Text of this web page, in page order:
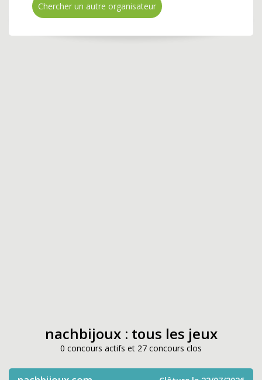
Chercher un autre organisateur
nachbijoux : tous les jeux
0 concours actifs et 27 concours clos